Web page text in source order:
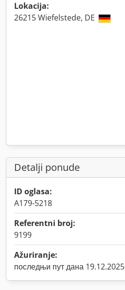
Lokacija:
26215 Wiefelstede, DE
Detalji ponude
ID oglasa:
A179-5218
Referentni broj:
9199
Ažuriranje:
последњи пут дана 19.12.2025